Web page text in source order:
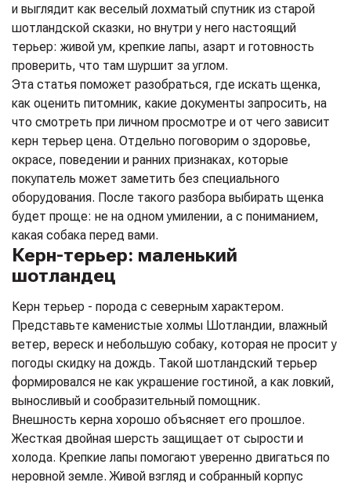
и выглядит как веселый лохматый спутник из старой
шотландской сказки, но внутри у него настоящий
терьер: живой ум, крепкие лапы, азарт и готовность
проверить, что там шуршит за углом.
Эта статья поможет разобраться, где искать щенка,
как оценить питомник, какие документы запросить, на
что смотреть при личном просмотре и от чего зависит
керн терьер цена. Отдельно поговорим о здоровье,
окрасе, поведении и ранних признаках, которые
покупатель может заметить без специального
оборудования. После такого разбора выбирать щенка
будет проще: не на одном умилении, а с пониманием,
какая собака перед вами.
Керн-терьер: маленький
шотландец
Керн терьер - порода с северным характером.
Представьте каменистые холмы Шотландии, влажный
ветер, вереск и небольшую собаку, которая не просит у
погоды скидку на дождь. Такой шотландский терьер
формировался не как украшение гостиной, а как ловкий,
выносливый и сообразительный помощник.
Внешность керна хорошо объясняет его прошлое.
Жесткая двойная шерсть защищает от сырости и
холода. Крепкие лапы помогают уверенно двигаться по
неровной земле. Живой взгляд и собранный корпус